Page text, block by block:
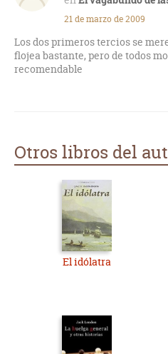
21 de marzo de 2009
Los dos primeros tercios se
flojea bastante, pero de todos
recomendable
Otros libros del
El idólatra